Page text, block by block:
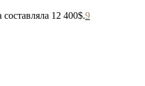
12 400$.9